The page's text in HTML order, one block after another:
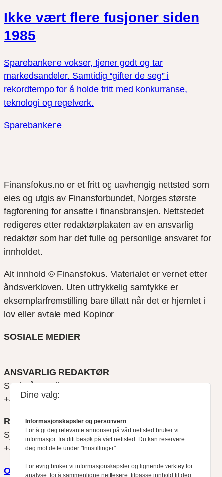
Ikke vært flere fusjoner siden
1985
Sparebankene vokser, tjener godt og tar
markedsandeler. Samtidig “gifter de seg” i
rekordtempo for å holde tritt med konkurranse,
teknologi og regelverk.
Sparebankene
Finansfokus.no er et fritt og uavhengig nettsted som
eies og utgis av Finansforbundet, Norges største
fagforening for ansatte i finansbransjen. Nettstedet
redigeres etter redaktørplakaten av en ansvarlig
redaktør som har det fulle og personlige ansvaret for
innholdet.
Alt innhold © Finansfokus. Materialet er vernet etter
åndsverkloven. Uten uttrykkelig samtykke er
eksemplarfremstilling bare tillatt når det er hjemlet i
lov eller avtale med Kopinor
SOSIALE MEDIER
ANSVARLIG REDAKTØR
Svein Åge Eriksen
+47 900 79 547
REDAKTØR
Sjur Anda
+47 470 34 460
Om oss
Dine valg:
Informasjonskapsler og personvern
For å gi deg relevante annonser på vårt nettsted bruker vi
informasjon fra ditt besøk på vårt nettsted. Du kan reservere
deg mot dette under "Innstillinger".
For øvrig bruker vi informasjonskapsler og lignende verktøy for
analyse, for å sammenligne nettlesere, tilpasse innhold til deg